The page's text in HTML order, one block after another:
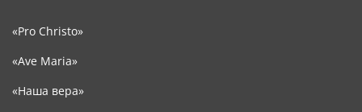
«Pro Christo»
«Ave Maria»
«Наша вера»